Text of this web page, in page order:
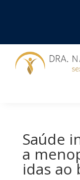
Saúde
a
idas ao